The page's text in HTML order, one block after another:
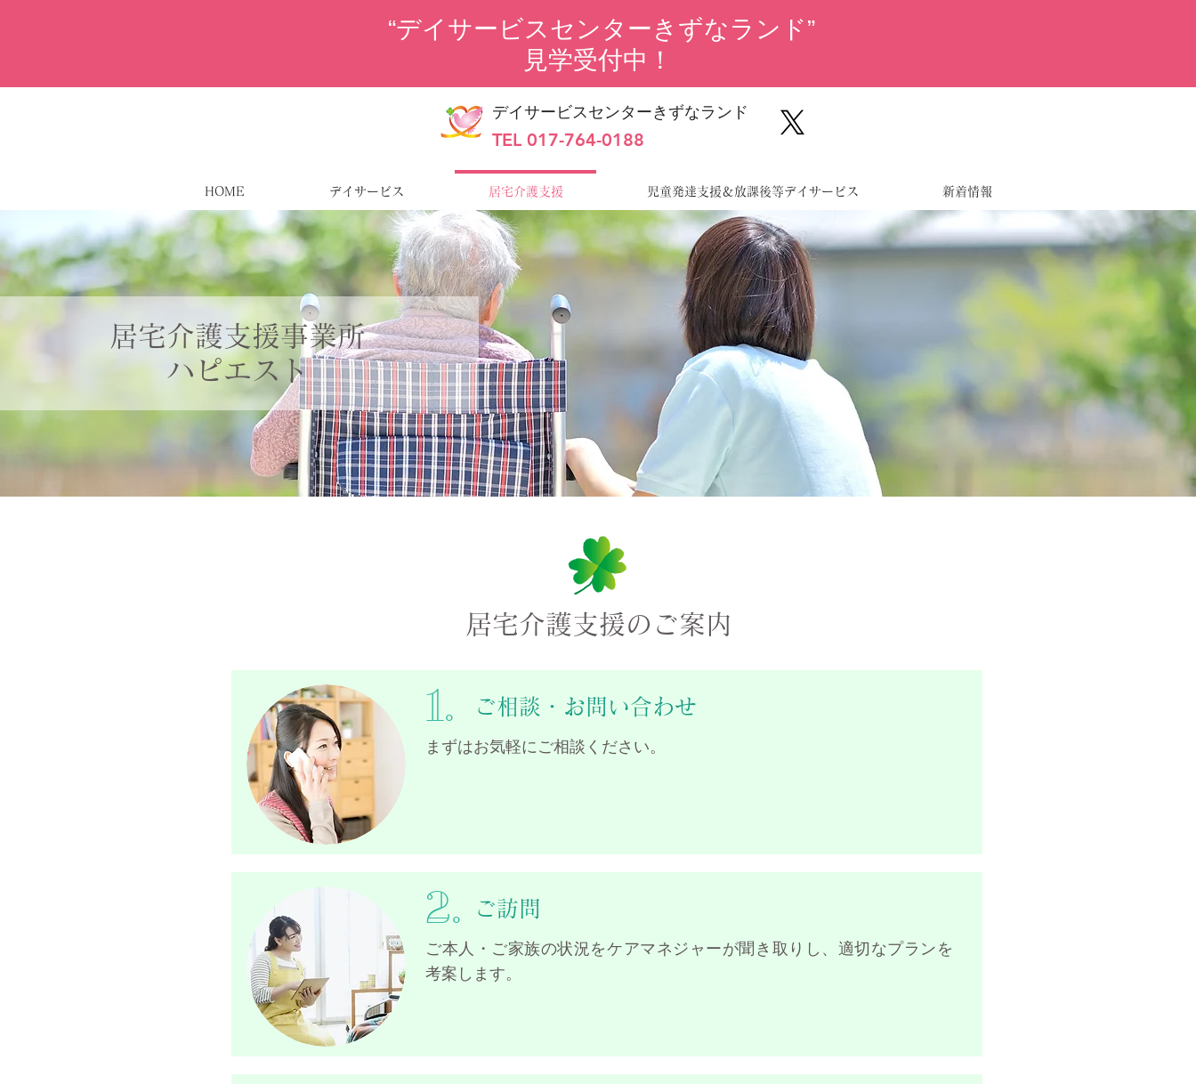
“デイサービスセンターきずなランド”
見学受付中！
デイサービスセンターきずなランド
TEL 017-764-0188
HOME デイサービス 居宅介護支援 児童発達支援＆放課後等デイサービス 新着情報
居宅介護支援事業所
ハピエスト
居宅介護支援のご案内
1. ご相談・お問い合わせ
まずはお気軽にご相談ください。
2. ご訪問
ご本人・ご家族の状況をケアマネジャーが聞き取りし、適切なプランを
考案します。